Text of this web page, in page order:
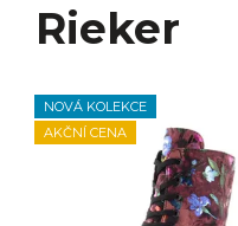
Rieker
NOVÁ KOLEKCE
AKČNÍ CENA